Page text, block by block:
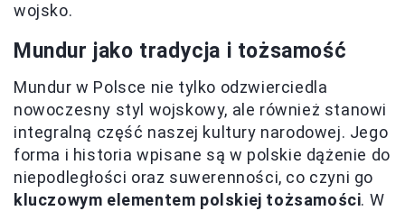
wojsko.
Mundur jako tradycja i tożsamość
Mundur w Polsce nie tylko odzwierciedla
nowoczesny styl wojskowy, ale również stanowi
integralną część naszej kultury narodowej. Jego
forma i historia wpisane są w polskie dążenie do
niepodległości oraz suwerenności, co czyni go
kluczowym elementem polskiej tożsamości. W